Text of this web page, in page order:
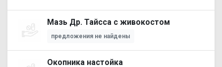
Мазь Др. Тайсса с живокостом
предложения не найдены
Окопника настойка